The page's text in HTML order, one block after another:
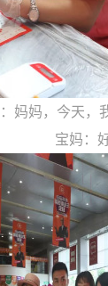
妈，今天，
宝妈：